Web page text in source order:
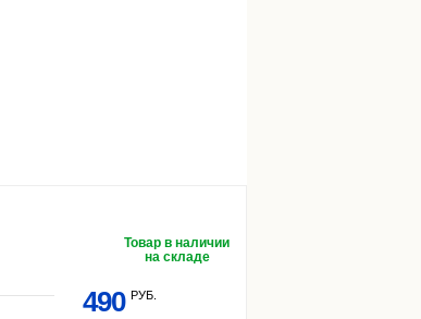
Товар в наличии
на складе
490 РУБ.